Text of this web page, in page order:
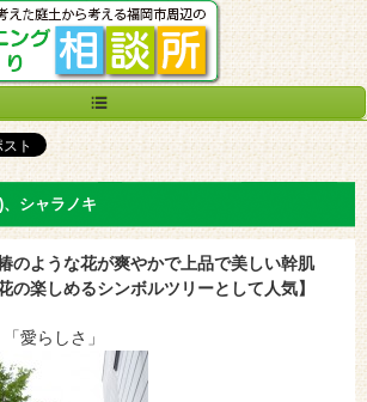
シャラノキ
のような花が爽やかで上品で美しい幹肌
の楽しめるシンボルツリーとして人気】
愛らしさ」